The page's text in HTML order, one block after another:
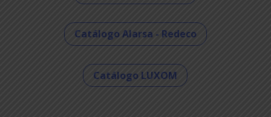
Catálogo Alarsa - Redeco
Catálogo LUXOM